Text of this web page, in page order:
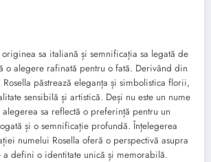
originea sa italiană și semnificația sa legată de
o alegere rafinată pentru o fată. Derivând din
Rosella păstrează eleganța și simbolistica florii,
sensibilă și artistică. Deși nu este un nume
sa reflectă o preferință pentru un
și o semnificație profundă. Înțelegerea
numelui Rosella oferă o perspectivă asupra
a defini o identitate unică și memorabilă.